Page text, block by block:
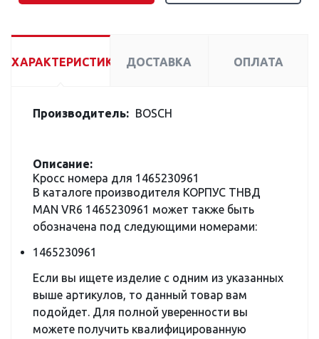
ХАРАКТЕРИСТИКИ ДОСТАВКА ОПЛАТА
Производитель: BOSCH
Описание:
Кросс номера для 1465230961
В каталоге производителя КОРПУС ТНВД
MAN VR6 1465230961 может также быть
обозначена под следующими номерами:
1465230961
Если вы ищете изделие с одним из указанных
выше артикулов, то данный товар вам
подойдет. Для полной уверенности вы
можете получить квалифицированную